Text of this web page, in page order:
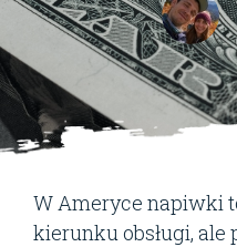
W Ameryce napiwki
kierunku obsługi,